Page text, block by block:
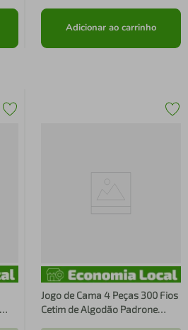
Adicionar ao carrinho
Jogo de Cama 4 Peças 300 Fios
Cetim de Algodão Padrone